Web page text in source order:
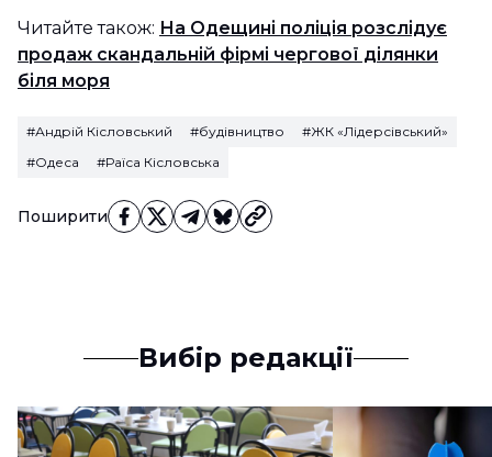
Поширити
Читайте також: На Одещині поліція розслідує
продаж скандальній фірмі чергової ділянки
біля моря
#Андрій Кісловський #будівництво
#ЖК «Лідерсівський»
#Одеса
#Раїса Кісловська
Вибір редакції